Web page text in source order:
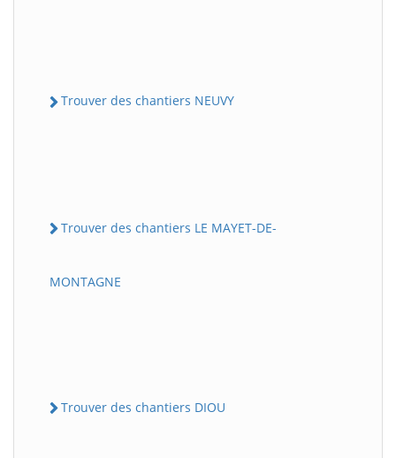
Trouver des chantiers NEUVY
Trouver des chantiers LE MAYET-DE-
MONTAGNE
Trouver des chantiers DIOU